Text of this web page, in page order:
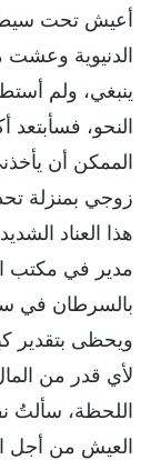
أعيش تحت
الدنيوية وعشت
ينبغي، ولم
النحو، فسأبتعد
الممكن أن
زوجي بمنزلة
هذا العناد
مدير في مكتب
بالسرطان في
ويحظى بتقدير
لأي قدر من
اللحظة، سألتُ
العيش من أجل